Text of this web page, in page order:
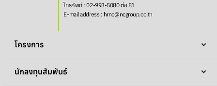
โทรศัพท์ : 02-993-5080 ต่อ 81
E-mail address : hrnc@ncgroup.co.th
โครงการ
นักลงทุนสัมพันธ์